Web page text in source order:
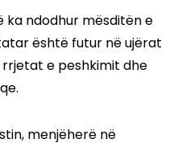
ka ndodhur mësditën e
është futur në ujërat
e peshkimit dhe
menjëherë në